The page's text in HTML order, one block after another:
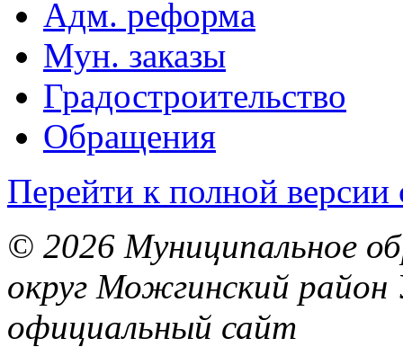
Адм. реформа
Мун. заказы
Градостроительство
Обращения
Перейти к полной версии
© 2026 Муниципальное
округ Можгинский район
официальный сайт